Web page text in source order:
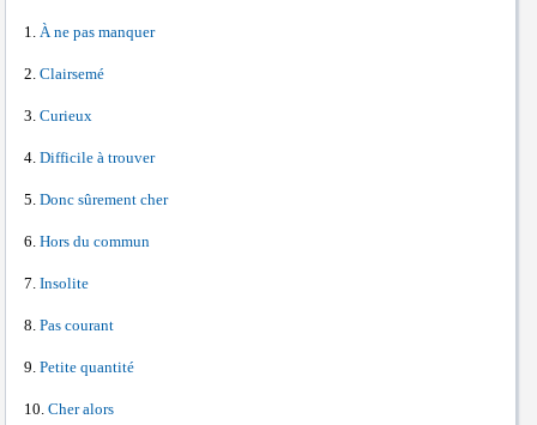
À ne pas manquer
Clairsemé
Curieux
Difficile à trouver
Donc sûrement cher
Hors du commun
Insolite
Pas courant
Petite quantité
Cher alors